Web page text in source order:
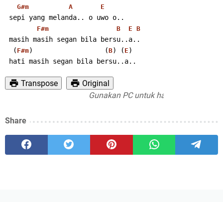
G#m A E
sepi yang melanda.. o uwo o..
F#m B E B
masih masih segan bila bersu..a..
  (
F#m)                  (B) ( E )
hati masih segan bila bersu..a..
Transpose
Original
Gunakan PC untuk hasil print yang
Share